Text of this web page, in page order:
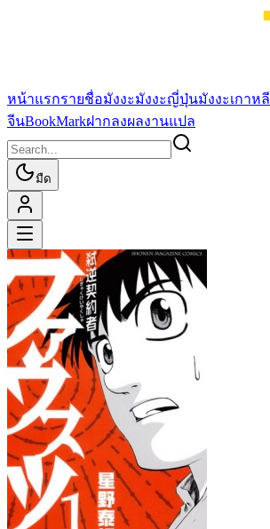
หน้าแรกรายชื่อมังงะมังงะญี่ปุ่นมังงะเกาหลี
จีนBookMarkฝากลงผลงานแปล
มืด